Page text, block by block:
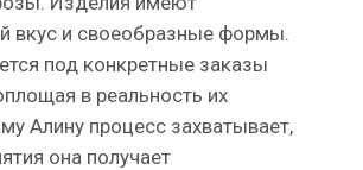
вкус и своеобразные формы.
под конкретные заказы
в реальность их
Алину процесс захватывает,
она получает